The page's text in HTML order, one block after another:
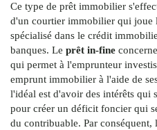
Ce type de prêt immobilier
d'un courtier immobilier qui joue
spécialisé dans le crédit
banques. Le prêt in-fine
qui permet à l'emprunteur
emprunt immobilier à l'aide de
l'idéal est d'avoir des intérêts qui
pour créer un déficit foncier qui
du contribuable. Par conséquent,